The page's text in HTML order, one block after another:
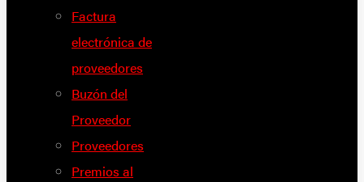
Factura
electrónica de
proveedores
Buzón del
Proveedor
Proveedores
Premios al